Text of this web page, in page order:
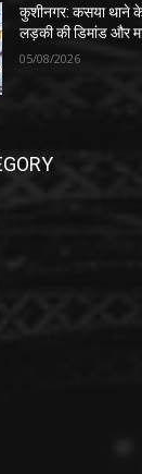
कुशीनगर: कसया थाने के
लड़की की डिमांड और
05/08/2026